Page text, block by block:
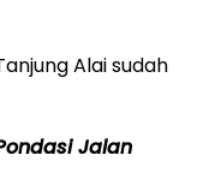
Alai sudah
Jalan